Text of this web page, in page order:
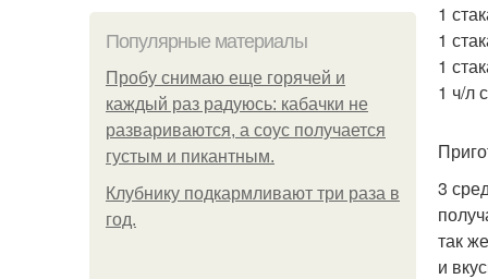
Популярные материалы
Пробу снимаю еще горячей и
каждый раз радуюсь: кабачки не
развариваются, а соус получается
густым и пикантным.
Клубнику подкaрмливают три раза в
гoд.
1
1
1
1 ч/л
3
так
и